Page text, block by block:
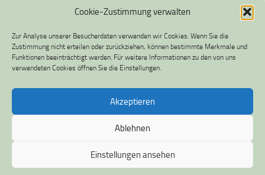
Cookie-Zustimmung verwalten
Zur Analyse unserer Besucherdaten verwenden wir Cookies. Wenn Sie die
Zustimmung nicht erteilen oder zurückziehen, können bestimmte Merkmale und
Funktionen beeinträchtigt werden. Für weitere Informationen zu den von uns
verwendeten Cookies öffnen Sie die Einstellungen.
Akzeptieren
Ablehnen
Einstellungen ansehen
Impressum
Datenschutz